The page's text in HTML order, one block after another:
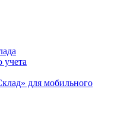
учета
для мобильного